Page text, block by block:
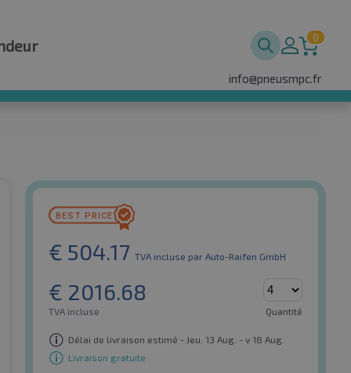
0
info@pneusmpc.fr
€ 504.17 TVA incluse par Auto-Raifen GmbH
€ 2016.68
TVA incluse Quantité
Délai de livraison estimé - Jeu. 13 Aug. - v 18 Aug.
Livraison gratuite